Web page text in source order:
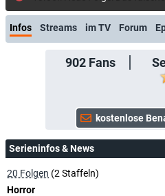
Infos Streams im TV Forum
902Fans
Serieninfos & News
20 Folgen (2 Staffeln)
Horror